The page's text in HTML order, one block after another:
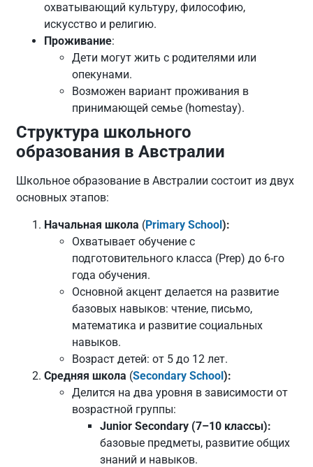
охватывающий культуру, философию,
искусство и религию.
Проживание:
Дети могут жить с родителями или
опекунами.
Возможен вариант проживания в
принимающей семье (homestay).
Структура школьного
образования в Австралии
Школьное образование в Австралии состоит из двух
основных этапов:
Начальная школа (Primary School):
Охватывает обучение с
подготовительного класса (Prep) до 6-го
года обучения.
Основной акцент делается на развитие
базовых навыков: чтение, письмо,
математика и развитие социальных
навыков.
Возраст детей: от 5 до 12 лет.
Средняя школа (Secondary School):
Делится на два уровня в зависимости от
возрастной группы:
Junior Secondary (7–10 классы):
базовые предметы, развитие общих
знаний и навыков.